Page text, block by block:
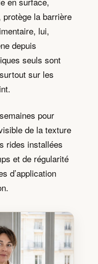
protège la barrière
lui,
depuis
seuls sont
sur les
pour
de la texture
rides installées
et de régularité
d’application